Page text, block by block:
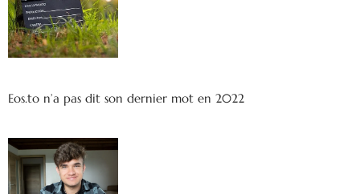
Eos.to n’a pas dit son dernier mot en 2022